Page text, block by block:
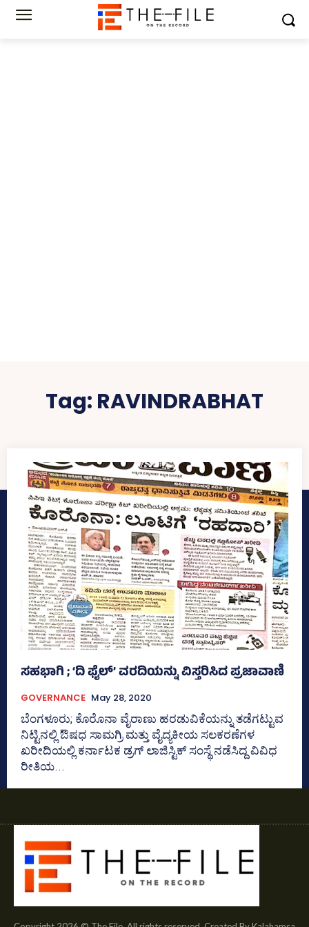
Tag: RAVINDRABHAT
ಸಹಭಾಗಿ ; ‘ದಿ ಫೈಲ್‌’ ವರದಿಯನ್ನು ವಿಸ್ತರಿಸಿದ ಪ್ರಜಾವಾಣಿ
GOVERNANCE May 28, 2020
ಬೆಂಗಳೂರು; ಕೊರೊನಾ ವೈರಾಣು ಹರಡುವಿಕೆಯನ್ನು ತಡೆಗಟ್ಟುವ
ನಿಟ್ಟಿನಲ್ಲಿ ಔಷಧ ಸಾಮಗ್ರಿ ಮತ್ತು ವೈದ್ಯಕೀಯ ಸಲಕರಣೆಗಳ
ಖರೀದಿಯಲ್ಲಿ ಕರ್ನಾಟಕ ಡ್ರಗ್‌ ಲಾಜಿಸ್ಟಿಕ್‌ ಸಂಸ್ಥೆ ನಡೆಸಿದ್ದ ವಿವಿಧ
ರೀತಿಯ...